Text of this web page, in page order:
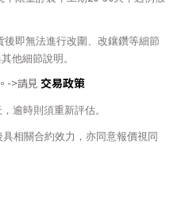
即無法進行改圍、改鑲鑽等細節
他細節說明。
->請見 交易政策
逾時則須重新評估。
具相關合約效力，亦同意報價視同